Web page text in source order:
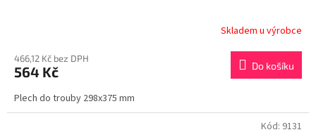
R
M
A
Skladem u výrobce
466,12 Kč bez DPH
564 Kč Do košíku
Plech do trouby 298x375 mm
Kód: 9131